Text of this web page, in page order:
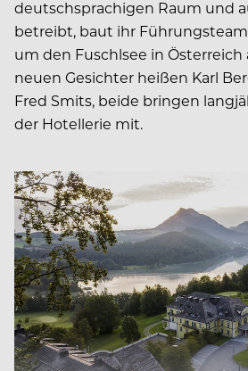
deutschsprachigen Raum und
betreibt, baut ihr
um den Fuschlsee in Österreich
neuen Gesichter heißen Karl
Fred Smits, beide bringen
der Hotellerie mit.